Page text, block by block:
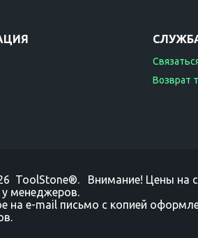
Возврат
ToolStone®. Внимание! Цены на
у менеджеров.
на e-mail письмо с копией